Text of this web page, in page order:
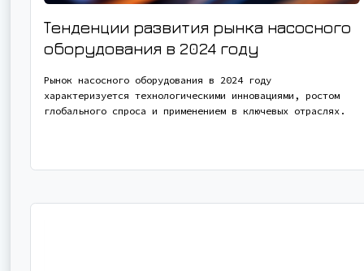
Тенденции развития рынка насосного
оборудования в 2024 году
Рынок насосного оборудования в 2024 году
характеризуется технологическими инновациями, ростом
глобального спроса и применением в ключевых отраслях.